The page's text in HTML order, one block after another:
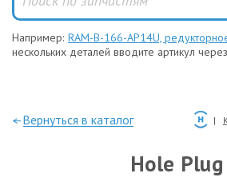
Например: RAM-B-166-AP14U,
нескольких деталей вводите артикул
—Вернуться в каталог
Hole Plug